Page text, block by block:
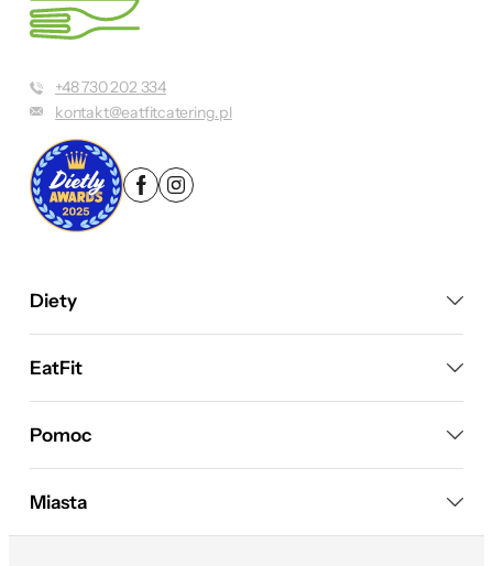
+48 730 202 334
kontakt@eatfitcatering.pl
Diety
EatFit
Pomoc
Miasta